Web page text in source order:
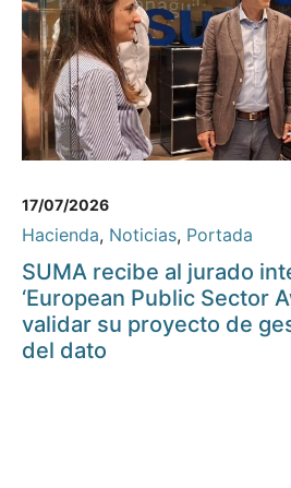
17/07/2026
Hacienda, Noticias, Portada
SUMA recibe al jurado
‘European Public Sector
validar su proyecto de
del dato